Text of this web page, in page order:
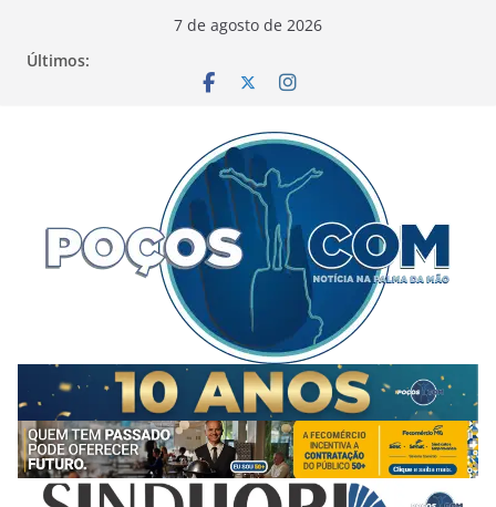
7 de agosto de 2026
Últimos: